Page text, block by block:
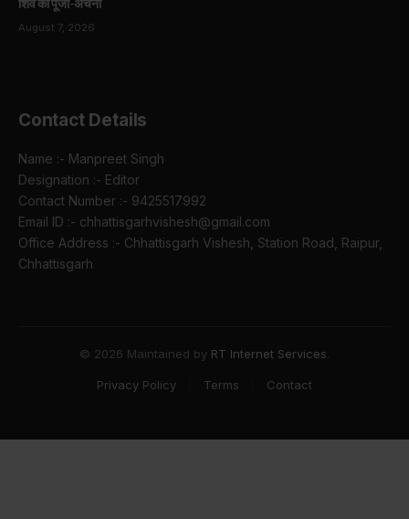
शिव की पूजा-अर्चना
August 7, 2026
Contact Details
Name :- Manpreet Singh
Designation :- Editor
Contact Number :- 9425517992
Email ID :- chhattisgarhvishesh@gmail.com
Office Address :- Chhattisgarh Vishesh, Station Road, Raipur,
Chhattisgarh
© 2026 Maintained by RT Internet Services
Privacy Policy Terms Contact